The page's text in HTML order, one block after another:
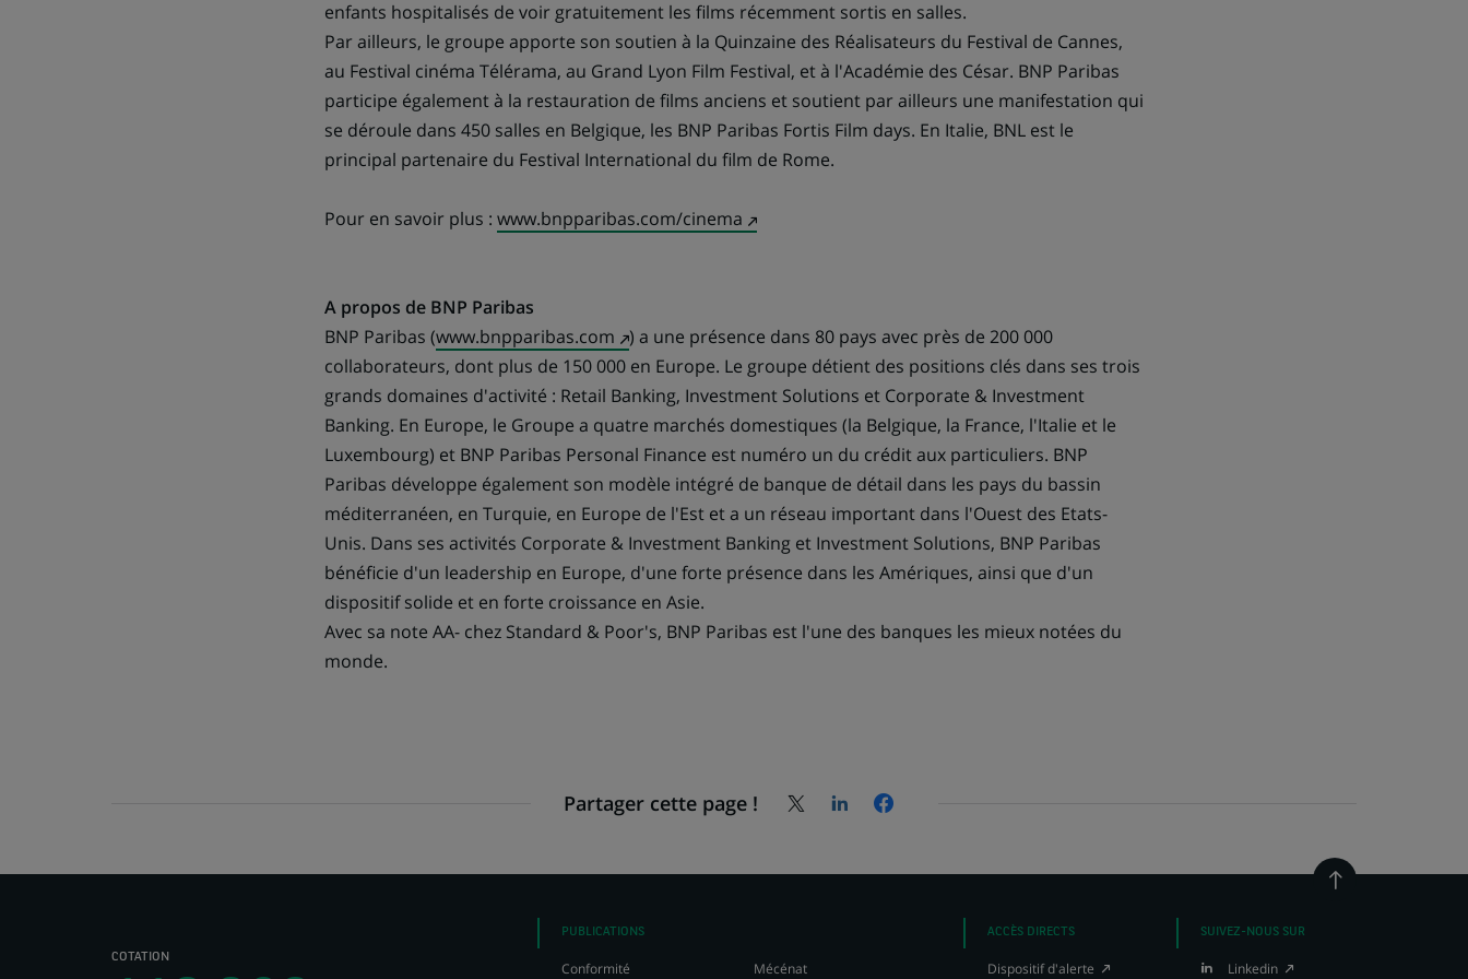
enfants hospitalisés de voir gratuitement les films récemment sortis en salles.
Par ailleurs, le groupe apporte son soutien à la Quinzaine des Réalisateurs du Festival de Cannes,
au Festival cinéma Télérama, au Grand Lyon Film Festival, et à l'Académie des César. BNP Paribas
participe également à la restauration de films anciens et soutient par ailleurs une manifestation qui
se déroule dans 450 salles en Belgique, les BNP Paribas Fortis Film days. En Italie, BNL est le
principal partenaire du Festival International du film de Rome.
Pour en savoir plus : www.bnpparibas.com/cinema (Ce
un
nouvel
onglet)
A propos de BNP Paribas
BNP Paribas (www.bnpparibas.com (Ce
lien
s'ouvre
dans
un
nouvel
onglet)
) a une présence dans 80 pays avec près de 200 000
collaborateurs, dont plus de 150 000 en Europe. Le groupe détient des positions clés dans ses trois
grands domaines d'activité : Retail Banking, Investment Solutions et Corporate & Investment
Banking. En Europe, le Groupe a quatre marchés domestiques (la Belgique, la France, l'Italie et le
Luxembourg) et BNP Paribas Personal Finance est numéro un du crédit aux particuliers. BNP
Paribas développe également son modèle intégré de banque de détail dans les pays du bassin
méditerranéen, en Turquie, en Europe de l'Est et a un réseau important dans l'Ouest des Etats-
Unis. Dans ses activités Corporate & Investment Banking et Investment Solutions, BNP Paribas
bénéficie d'un leadership en Europe, d'une forte présence dans les Amériques, ainsi que d'un
dispositif solide et en forte croissance en Asie.
Avec sa note AA- chez Standard & Poor's, BNP Paribas est l'une des banques les mieux notées du
monde.
Partager cette page !
Partagez
sur
Partagez
sur
Partagez
sur
Retour
COTATION
PUBLICATIONS
Conformité Mécénat
ACCÈS DIRECTS
Dispositif d'alerte(Ce
SUIVEZ-NOUS SUR
Linkedin(Ce